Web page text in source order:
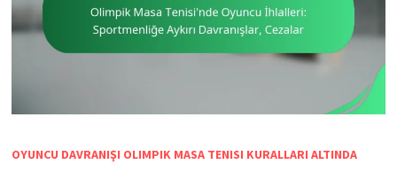
OYUNCU DAVRANIŞI OLIMPIK MASA TENISI KURALLARI ALTINDA